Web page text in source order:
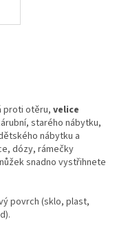
proti otěru,velice
starého nábytku,
nábytku a
dózy, rámečky
snadno vystřihnete
povrch (sklo, plast,